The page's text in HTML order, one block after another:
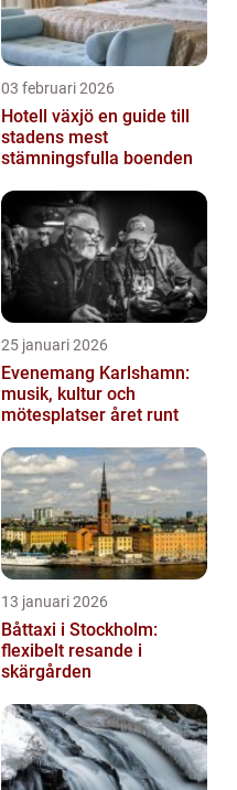
03 februari 2026
Hotell växjö en guide till
stadens mest
stämningsfulla boenden
25 januari 2026
Evenemang Karlshamn:
musik, kultur och
mötesplatser året runt
13 januari 2026
Båttaxi i Stockholm:
flexibelt resande i
skärgården